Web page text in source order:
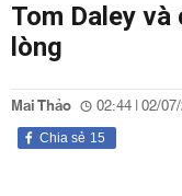
Tom Daley
lòng
Mai Thảo 02:44 | 02/
15
Chia sẻ